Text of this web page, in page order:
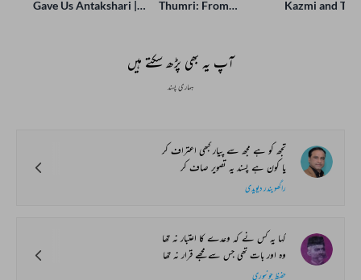
Gave Us Antakshari |
Thumri: From
Kazmi and
آپ یہ بھی پڑھ سکتے ہیں
ہماری پسند
تجھ کو ہے مجھ سے پیار کبھی اعتراف کر
یا کون ہے پسند یہ تصویر صاف کر
راگھویندر دیویدی
کہا یہ کس نے کہ وعدے کا اعتبار نہ تھا
وہ اور بات تھی جس سے مجھے قرار نہ تھا
حفیظ جونپوری